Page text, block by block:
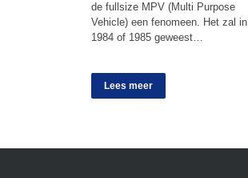
de fullsize MPV (Multi Purpose
Vehicle) een fenomeen. Het zal in
1984 of 1985 geweest…
Lees meer